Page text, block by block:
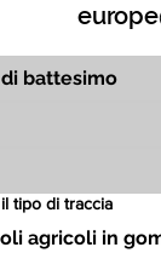
tipo di traccia
agricoli in